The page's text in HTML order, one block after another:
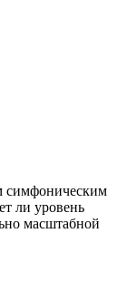
симфоническим
ли уровень
масштабной